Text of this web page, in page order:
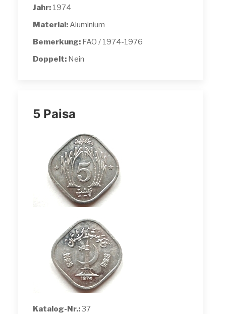
Jahr: 1974
Material:Aluminium
Bemerkung: FAO / 1974-1976
Doppelt: Nein
5 Paisa
Katalog-Nr.:37